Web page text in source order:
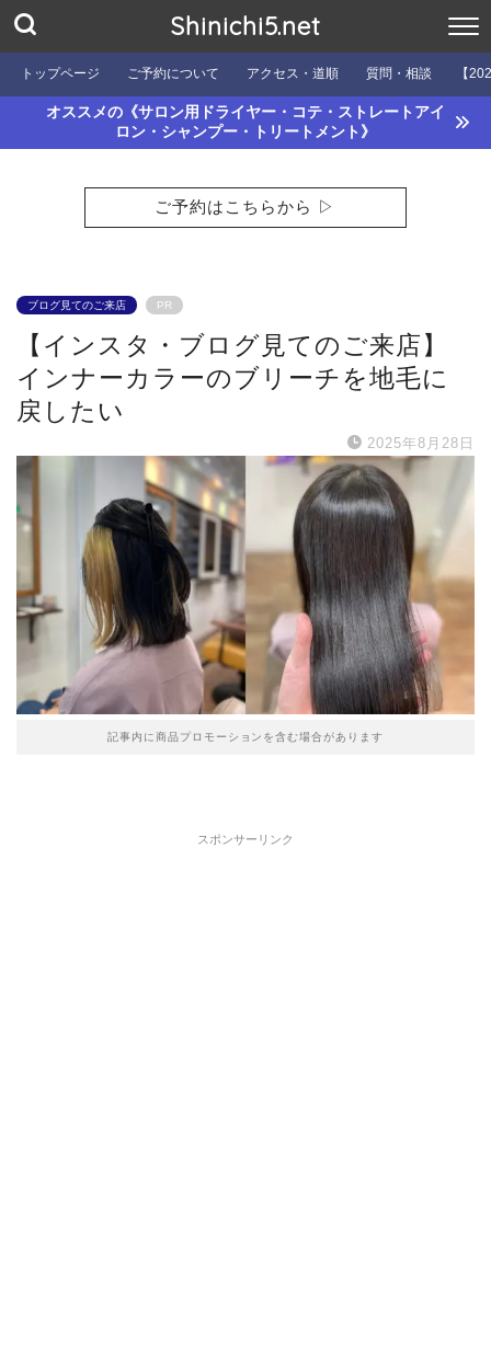
Shinichi5.net
トップページ ご予約について アクセス・道順 質問・相談 【
オススメの《サロン用ドライヤー・コテ・ストレートアイ
ロン・シャンプー・トリートメント》
ご予約はこちらから ▷
ブログ見てのご来店 PR
【インスタ・ブログ見てのご来店】
インナーカラーのブリーチを地毛に
戻したい
2025年8月28日
記事内に商品プロモーションを含む場合があります
スポンサーリンク